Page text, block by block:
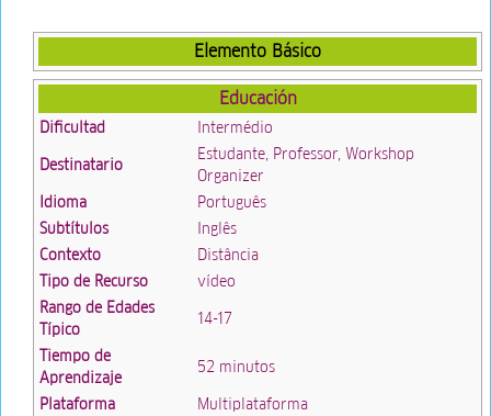
Elemento Básico
Educación
Dificultad
Intermédio
Destinatario
Estudante, Professor, Workshop
Organizer
Idioma
Português
Subtítulos
Inglês
Contexto
Distância
Tipo de Recurso
vídeo
Rango de Edades
Típico
14-17
Tiempo de
Aprendizaje
52 minutos
Plataforma
Multiplataforma